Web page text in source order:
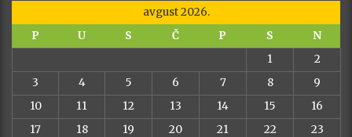
avgust 2026.
P
U S Č P S
N
1
2
3
4 5 6 7 8
9
10
11 12 13 14 15
16
17
18 19 20 21 22
23